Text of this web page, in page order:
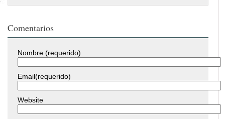
Comentarios
Nombre (requerido)
Email(requerido)
Website